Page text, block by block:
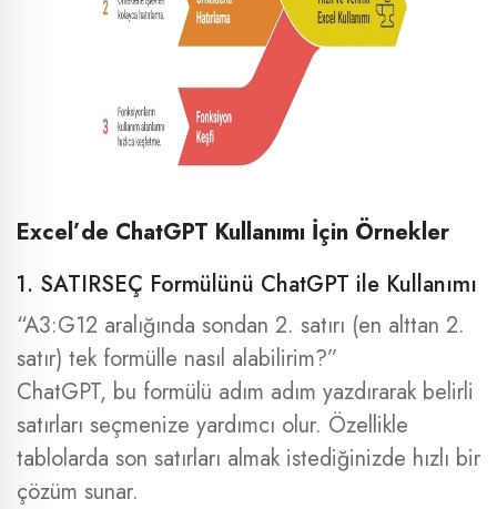
Excel’de ChatGPT Kullanımı İçin Örnekler
1. SATIRSEÇ Formülünü ChatGPT ile Kullanımı
“A3:G12 aralığında sondan 2. satırı (en alttan 2.
satır) tek formülle nasıl alabilirim?”
ChatGPT, bu formülü adım adım yazdırarak belirli
satırları seçmenize yardımcı olur. Özellikle
tablolarda son satırları almak istediğinizde hızlı bir
çözüm sunar.